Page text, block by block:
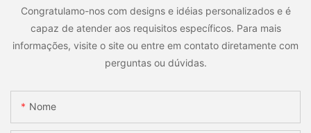
Congratulamo-nos com designs e idéias personalizados e é
capaz de atender aos requisitos específicos. Para mais
informações, visite o site ou entre em contato diretamente com
perguntas ou dúvidas.
Nome